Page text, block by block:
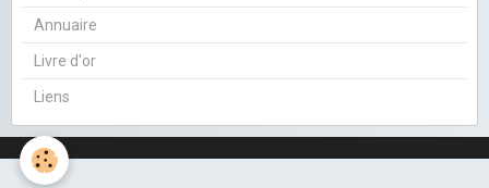
Annuaire
Livre d'or
Liens